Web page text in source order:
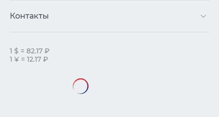
Контакты
1 $ = 82.17 ₽
1 ¥ = 12.17 ₽